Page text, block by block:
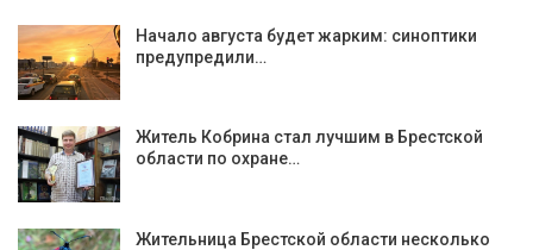
Начало августа будет жарким: синоптики
предупредили…
Житель Кобрина стал лучшим в Брестской
области по охране…
Жительница Брестской области несколько